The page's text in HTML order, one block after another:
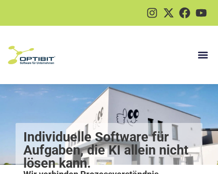
Individuelle Software für
Aufgaben, die KI allein nicht
lösen kann.